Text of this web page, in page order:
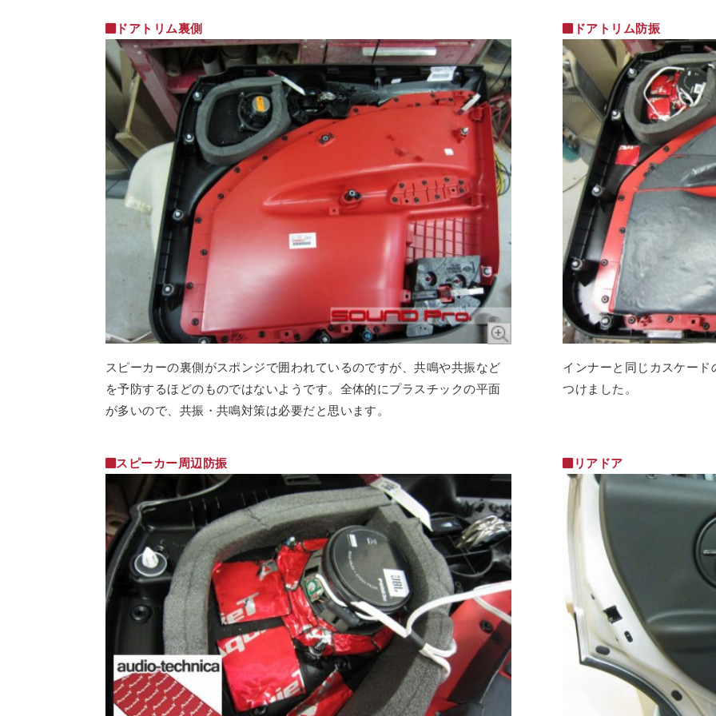
ドアトリム裏側
スピーカーの裏側がスポンジで囲われているのですが、共鳴や共振など
を予防するほどのものではないようです。全体的にプラスチックの平面
が多いので、共振・共鳴対策は必要だと思います。
ドアトリム防振
インナーと同じカスケー
つけました。
スピーカー周辺防振 リアドア